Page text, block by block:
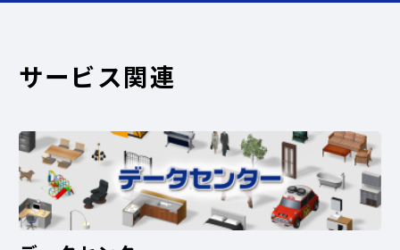
サービス関連